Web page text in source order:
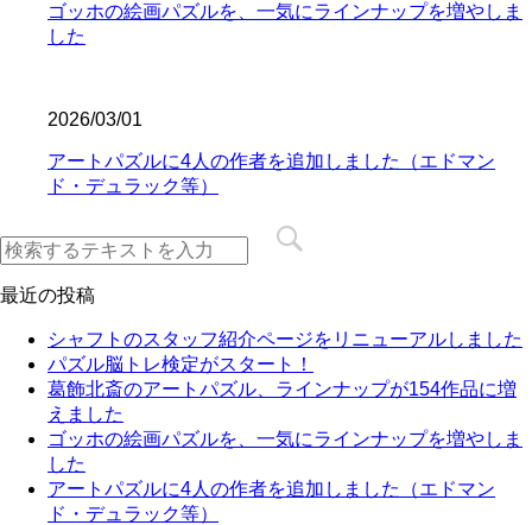
ゴッホの絵画パズルを、一気にラインナップを増やしま
した
2026/03/01
アートパズルに4人の作者を追加しました（エドマン
ド・デュラック等）
最近の投稿
シャフトのスタッフ紹介ページをリニューアルしました
パズル脳トレ検定がスタート！
葛飾北斎のアートパズル、ラインナップが154作品に増
えました
ゴッホの絵画パズルを、一気にラインナップを増やしま
した
アートパズルに4人の作者を追加しました（エドマン
ド・デュラック等）